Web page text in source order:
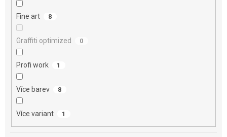
Fine art 8
Graffiti optimized 0
Profi work 1
Více barev 8
Více variant 1